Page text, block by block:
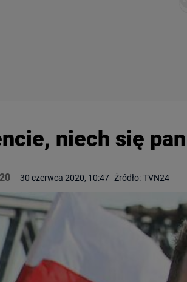
niech się
30 czerwca 2020, 10:47 Źródło: TVN24